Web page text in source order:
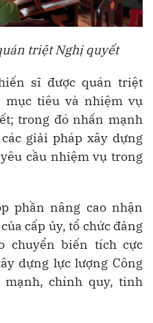
triệt Nghị quyết
sĩ được quán triệt
mục tiêu và nhiệm vụ
trong đó nhấn mạnh
giải pháp xây dựng
cầu nhiệm vụ trong
phần nâng cao nhận
cấp ủy, tổ chức đảng
chuyển biến tích cực
dựng lực lượng Công
mạnh, chính quy, tinh